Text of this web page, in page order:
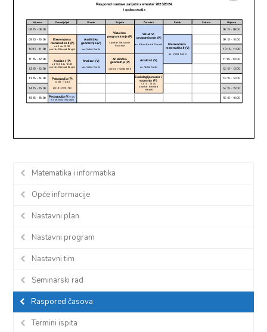
Matematika i informatika
Opće informacije
Nastavni plan
Nastavni program
Nastavni tim
Seminarski rad
Raspored časova
Termini ispita